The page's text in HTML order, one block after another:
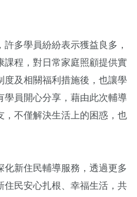
多學員紛紛表示獲益良多，
課程，對日常家庭照顧提供實
度及相關福利措施後，也讓學
學員開心分享，藉由此次輔導
，不僅解決生活上的困惑，也
化新住民輔導服務，透過更多
住民安心扎根、幸福生活，共